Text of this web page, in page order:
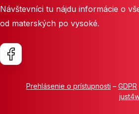
Návštevníci tu nájdu informácie o
od materských po vysoké.
Prehlásenie o prístupnosti – GDPR